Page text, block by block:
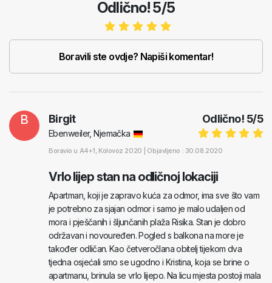
Odlično! 5/5
Boravili ste ovdje? Napiši komentar!
B Odlično! 5/5
Birgit
Ebenweiler, Njemačka
Boravio u A4+1, Kolovoz 2020 | Objavljeno : 30.08.2020
Vrlo lijep stan na odličnoj lokaciji
Apartman, koji je zapravo kuća za odmor, ima sve što vam
je potrebno za sjajan odmor i samo je malo udaljen od
mora i pješčanih i šljunčanih plaža Risika. Stan je dobro
održavan i novouređen. Pogled s balkona na more je
također odličan. Kao četveročlana obitelj tijekom dva
tjedna osjećali smo se ugodno i Kristina, koja se brine o
apartmanu, brinula se vrlo lijepo. Na licu mjesta postoji mala